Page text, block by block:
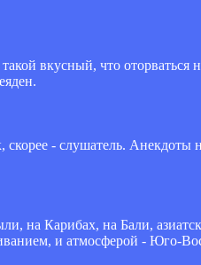
вкусный, что
- слушатель. Анекдоты
на Карибах, на Бали,
и атмосферой - Юго-